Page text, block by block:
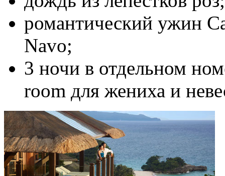
романтический ужин
Navo;
3 ночи в отдельном
room для жениха и